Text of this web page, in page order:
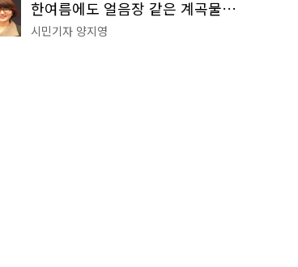
한여름에도 얼음장 같은 계곡물! 서울 '진관사 계곡'이 천국이네~
시민기자 양지영